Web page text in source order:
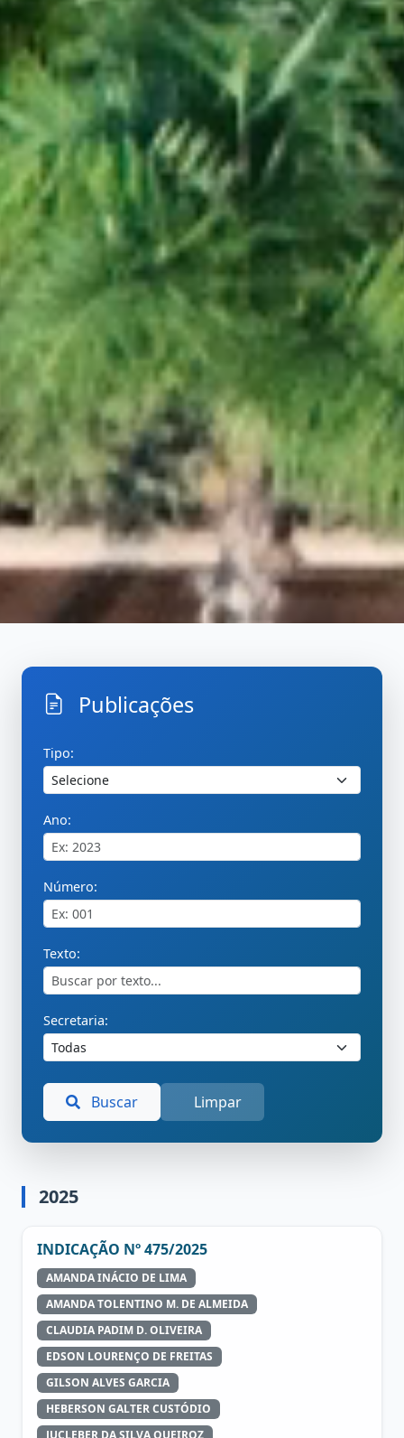
Inicio PublicacoesBuscar
Publicações
Tipo:
Ano:
Número:
Texto:
Secretaria:
Buscar Limpar
2025
INDICAÇÃO Nº 475/2025
AMANDA INÁCIO DE LIMA
AMANDA TOLENTINO M. DE ALMEIDA
CLAUDIA PADIM D. OLIVEIRA
EDSON LOURENÇO DE FREITAS
GILSON ALVES GARCIA
HEBERSON GALTER CUSTÓDIO